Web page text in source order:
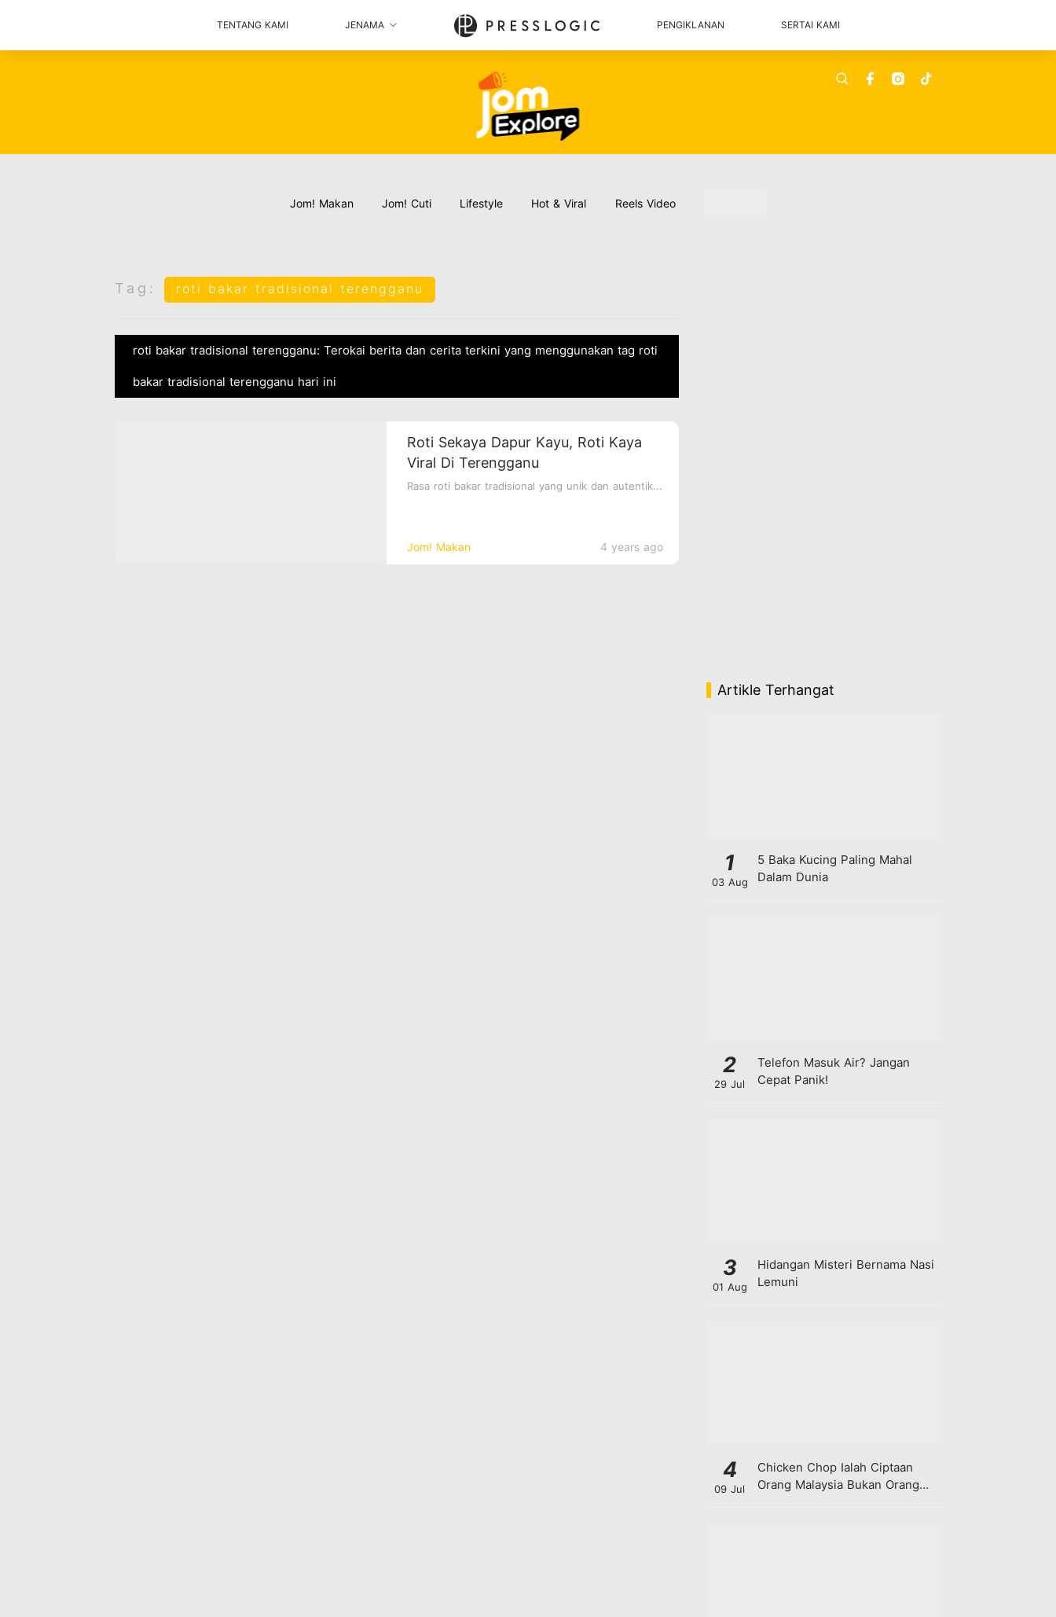
TENTANG KAMI JENAMA PENGIKLANAN SERTAI KAMI
Jom! Makan Jom! Cuti Lifestyle Hot & Viral Reels Video
Tag: roti bakar tradisional terengganu
roti bakar tradisional terengganu: Terokai berita dan cerita terkini yang menggunakan tag roti
bakar tradisional terengganu hari ini
Jom! Makan 4 years ago
Roti Sekaya Dapur Kayu, Roti Kaya
Viral Di Terengganu
Rasa roti bakar tradisional yang unik dan autentik...
Artikle Terhangat
1
03 Aug
5 Baka Kucing Paling Mahal
Dalam Dunia
2
29 Jul
Telefon Masuk Air? Jangan
Cepat Panik!
3
01 Aug
Hidangan Misteri Bernama Nasi
Lemuni
4
09 Jul
Chicken Chop Ialah Ciptaan
Orang Malaysia Bukan Orang